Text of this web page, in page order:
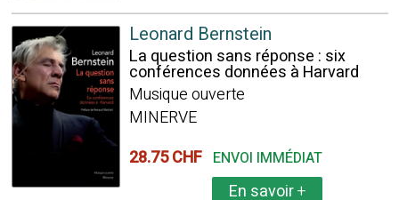
Leonard Bernstein
La question sans réponse : six
conférences données à Harvard
Musique ouverte
MINERVE
28.75 CHF ENVOI IMMÉDIAT
En savoir+